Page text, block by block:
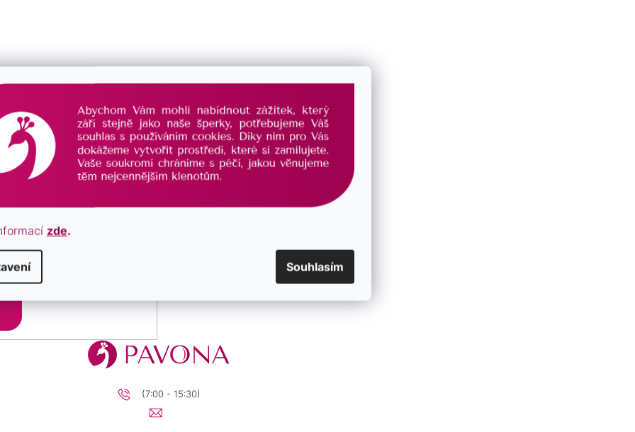
zde.
Souhlasím
DOŽIVOTNÍ PÉČE
už navždy
PORADÍME VÁM
s výběrem šperku
osobních údajů.
Přihlásit
se
(7:00 - 15:30)